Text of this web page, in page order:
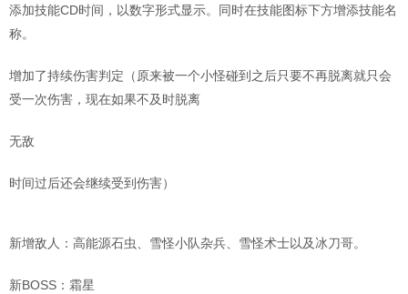
添加技能CD时间，以数字形式显示。同时在技能图标下方增添技能名
称。
增加了持续伤害判定（原来被一个小怪碰到之后只要不再脱离就只会
受一次伤害，现在如果不及时脱离
无敌
时间过后还会继续受到伤害）
新增敌人：高能源石虫、雪怪小队杂兵、雪怪术士以及冰刀哥。
新BOSS：霜星